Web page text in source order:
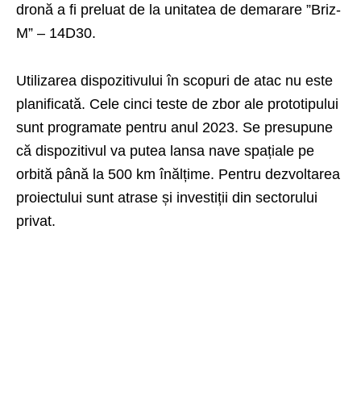
dronă a fi preluat de la unitatea de demarare ”Briz-
M” – 14D30.
Utilizarea dispozitivului în scopuri de atac nu este
planificată. Cele cinci teste de zbor ale prototipului
sunt programate pentru anul 2023. Se presupune
că dispozitivul va putea lansa nave spațiale pe
orbită până la 500 km înălțime. Pentru dezvoltarea
proiectului sunt atrase și investiții din sectorului
privat.